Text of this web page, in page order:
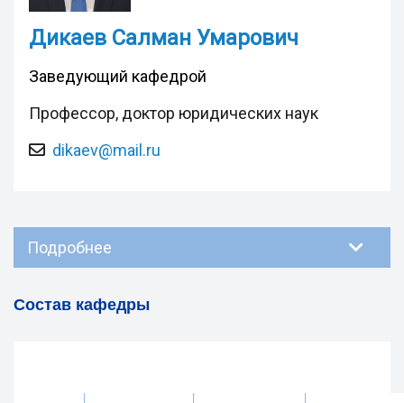
Дикаев Салман Умарович
Заведующий кафедрой
Профессор, доктор юридических наук
dikaev@mail.ru
Подробнее
Состав кафедры